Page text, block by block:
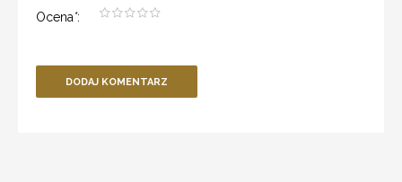
Ocena*:
DODAJ KOMENTARZ